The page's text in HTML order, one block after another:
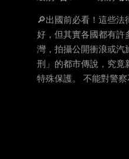
🔎出國前必看！這些
好，但其實各國都有許
灣，拍攝公開衝浪或
刑」的都市傳說，究竟
特殊保護。 不能對警